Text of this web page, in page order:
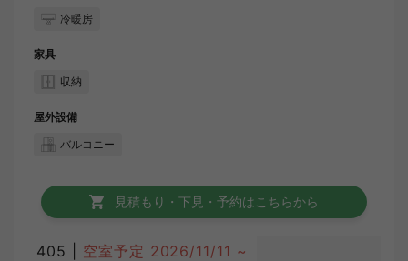
冷暖房
家具
収納
屋外設備
バルコニー
見積もり・下見・予約はこちらから
405 | 空室予定 2026/11/11 ~